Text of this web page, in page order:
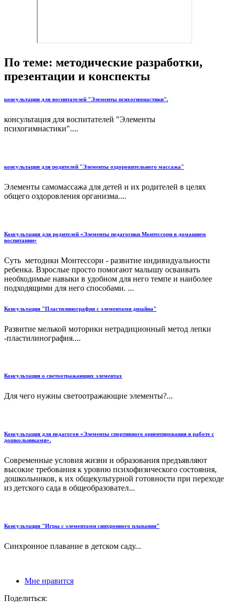
По теме: методические разработки,
презентации и конспекты
консультация для воспитателей "Элементы психогимнастики".
консультация для воспитателей "Элементы
психогимнастики"....
консультация для родителей "Элементы оздоровительного массажа"
Элементы самомассажа для детей и их родителей в целях
общего оздоровления организма....
Консультация для родителей «Элементы педагогики Монтессори в домашнем
воспитании»
Суть методики Монтессори - развитие индивидуальности
ребенка. Взрослые просто помогают малышу осваивать
необходимые навыки в удобном для него темпе и наиболее
подходящими для него способами. ...
Консультация "Пластилинография с элементами дизайна"
Развитие мелькой моторики нетрадиционный метод лепки
-пластилинография....
Консультация о светоотражающих элементах
Для чего нужны светоотражающие элементы?...
Консультация для педагогов «Элементы спортивного ориентирования в работе с
дошкольниками».
Современные условия жизни и образования предъявляют
высокие требования к уровню психофизического состояния,
дошкольников, к их общекультурной готовности при переходе
из детского сада в общеобразовател...
Консультация "Игры с элементами синхронного плавания"
Синхронное плавание в детском саду...
Мне нравится
Поделиться: